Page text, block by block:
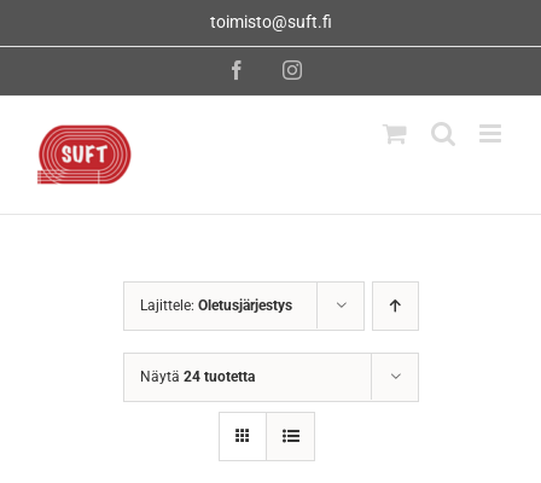
toimisto@suft.fi
FacebookInstagram
Lajittele: Oletusjärjestys
Näytä 24 tuotetta